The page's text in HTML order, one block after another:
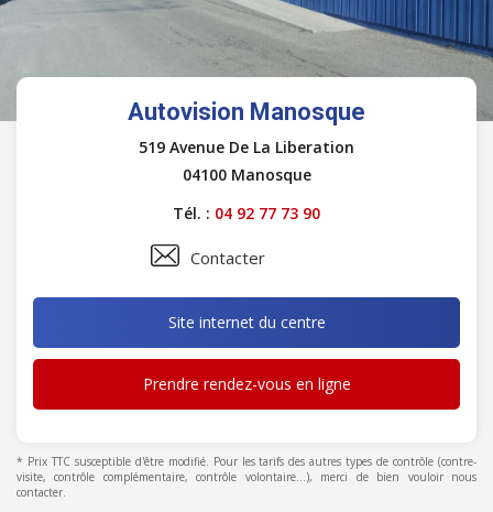
Autovision Manosque
519 Avenue De La Liberation
04100 Manosque
Tél. : 04 92 77 73 90
Contacter
Site internet du centre
Prendre rendez-vous en ligne
* Prix TTC susceptible d'être modifié. Pour les tarifs des autres types de contrôle (contre-
visite, contrôle complémentaire, contrôle volontaire...), merci de bien vouloir nous
contacter.